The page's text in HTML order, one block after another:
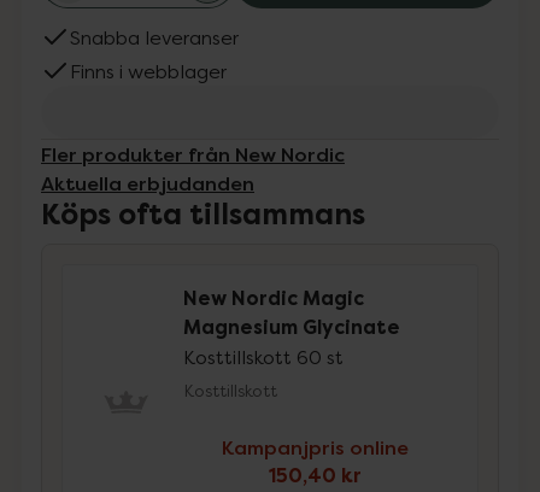
Snabba leveranser
Finns i webblager
Fler produkter från New Nordic
Aktuella erbjudanden
Köps ofta tillsammans
New Nordic Magic
Magnesium Glycinate
Kosttillskott 60 st
Kosttillskott
Kampanjpris online
150,40 kr